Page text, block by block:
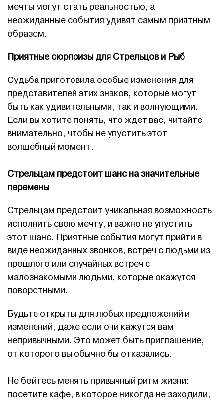
мечты могут стать реальностью, а
неожиданные события удивят самым приятным
образом.
Приятные сюрпризы для Стрельцов и Рыб
Судьба приготовила особые изменения для
представителей этих знаков, которые могут
быть как удивительными, так и волнующими.
Если вы хотите понять, что ждет вас, читайте
внимательно, чтобы не упустить этот
волшебный момент.
Стрельцам предстоит шанс на значительные
перемены
Стрельцам предстоит уникальная возможность
исполнить свою мечту, и важно не упустить
этот шанс. Приятные события могут прийти в
виде неожиданных звонков, встреч с людьми из
прошлого или случайных встреч с
малознакомыми людьми, которые окажутся
поворотными.
Будьте открыты для любых предложений и
изменений, даже если они кажутся вам
непривычными. Это может быть приглашение,
от которого вы обычно бы отказались.
Не бойтесь менять привычный ритм жизни:
посетите кафе, в которое никогда не заходили,